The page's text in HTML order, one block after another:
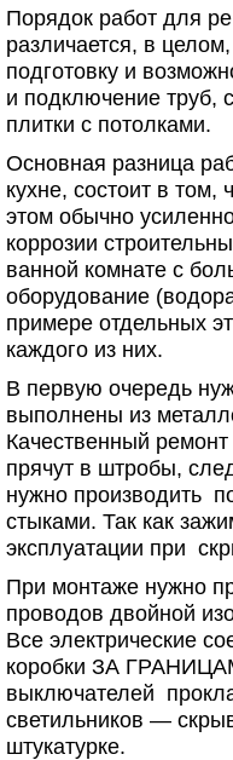
Порядок работ для
различается, в
подготовку и
и подключение труб,
плитки с потолками.
Основная разница
кухне, состоит в
этом обычно
коррозии
ванной комнате с
оборудование
примере отдельных
каждого из них.
В первую очередь
выполнены из
Качественный
прячут в штробы,
нужно производить
стыками. Так как
эксплуатации при
При монтаже нужно
проводов двойной
Все электрические
коробки ЗА
выключателей
светильников —
штукатурке.